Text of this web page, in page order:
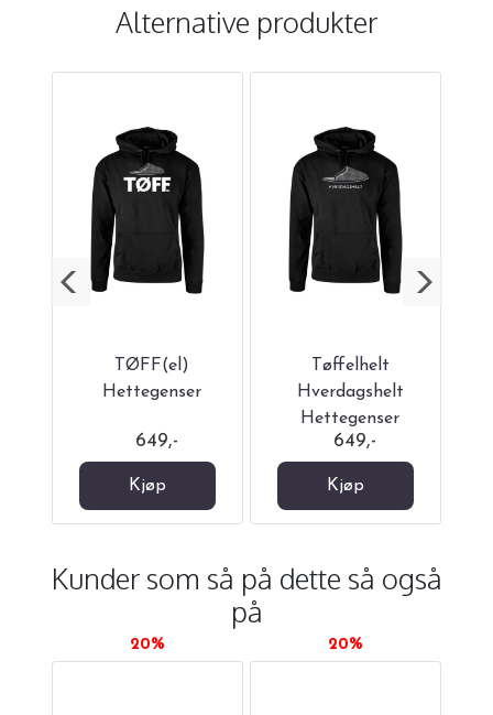
Alternative produkter
TØFF(el)
Hettegenser
649,-
Kjøp
Tøffelhelt
Hverdagshelt
Hettegenser
649,-
Kjøp
Kunder som så på dette så også
på
20% 20%